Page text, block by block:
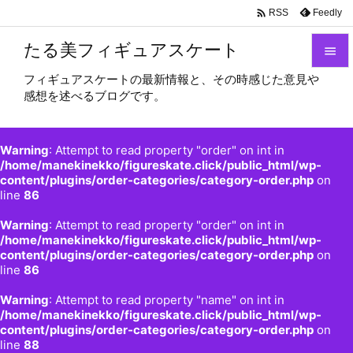
たる美フィギュアスケート
フィギュアスケートの最新情報と、その時感じた意見や
感想を述べるブログです。
Warning: Attempt to read property "order" on int in
/home/manekinekko/figureskate.click/public_html/wp-
content/plugins/order-categories/category-order.php on
line 86
Warning: Attempt to read property "order" on int in
/home/manekinekko/figureskate.click/public_html/wp-
content/plugins/order-categories/category-order.php on
line 86
Warning: Attempt to read property "name" on int in
/home/manekinekko/figureskate.click/public_html/wp-
content/plugins/order-categories/category-order.php on
line 88


前へ

 RSS Feedly